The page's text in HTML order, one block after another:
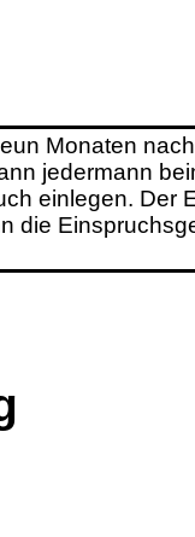
Monaten
jedermann
einlegen. Der
die